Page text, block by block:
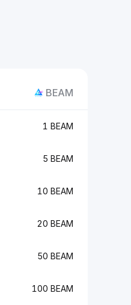
BEAM
1 BEAM
5 BEAM
10 BEAM
20 BEAM
50 BEAM
100 BEAM